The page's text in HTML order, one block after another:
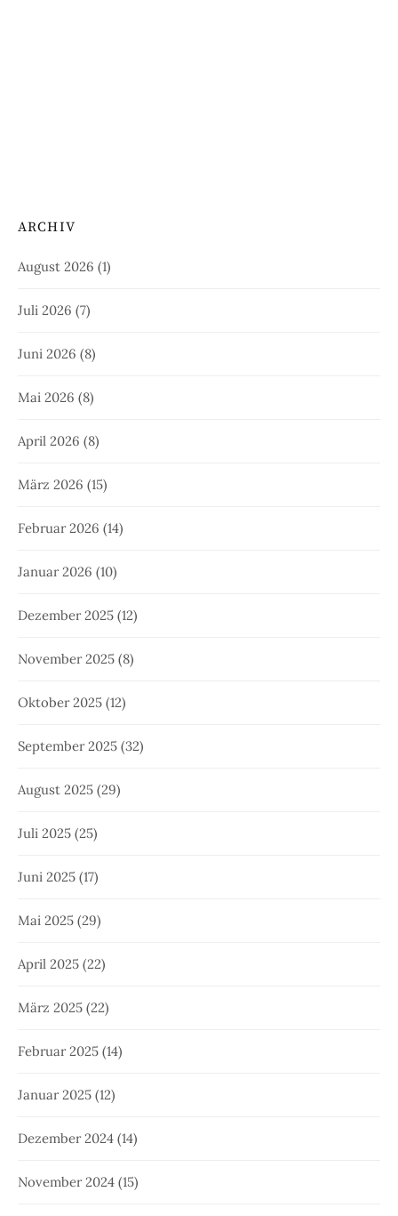
ARCHIV
August 2026 (1)
Juli 2026 (7)
Juni 2026 (8)
Mai 2026 (8)
April 2026 (8)
März 2026 (15)
Februar 2026 (14)
Januar 2026 (10)
Dezember 2025 (12)
November 2025 (8)
Oktober 2025 (12)
September 2025 (32)
August 2025 (29)
Juli 2025 (25)
Juni 2025 (17)
Mai 2025 (29)
April 2025 (22)
März 2025 (22)
Februar 2025 (14)
Januar 2025 (12)
Dezember 2024 (14)
November 2024 (15)